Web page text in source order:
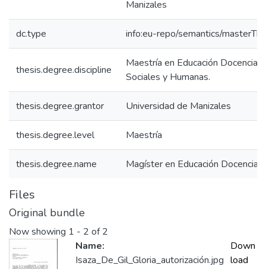
Manizales
dc.type info:eu-repo/semantics/
thesis.degree.discipline
Maestría en Educación Docencia,
Sociales y Humanas.
thesis.degree.grantor Universidad de Manizales
thesis.degree.level Maestría
thesis.degree.name Magíster en Educación Docencia
Files
Original bundle
Now showing 1 - 2 of 2
Name:
Isaza_De_Gil_Gloria_autorización.jpg
Down
load